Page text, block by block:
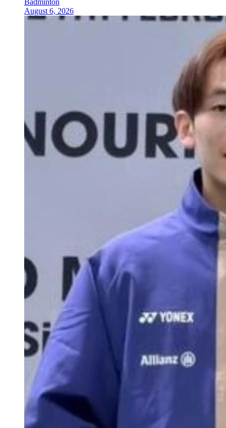
Badminton
August 6, 2026